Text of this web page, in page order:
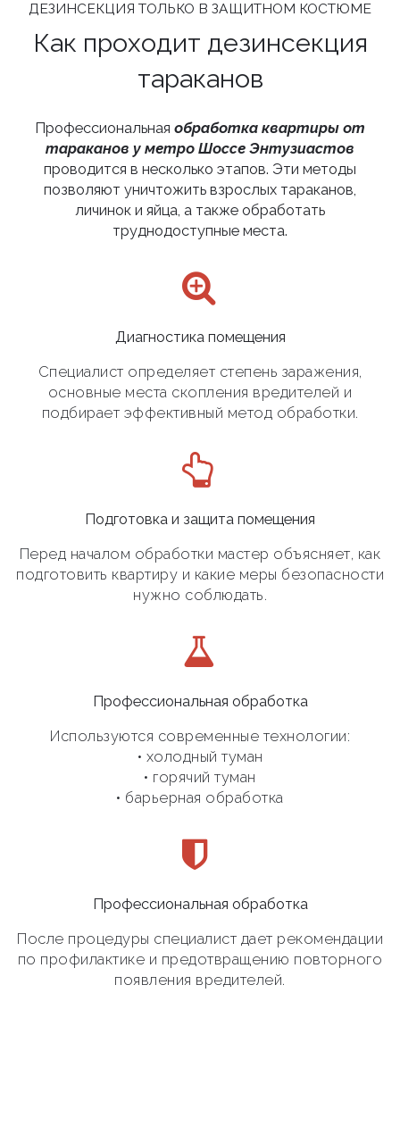
ДЕЗИНСЕКЦИЯ ТОЛЬКО В ЗАЩИТНОМ КОСТЮМЕ
Как проходит дезинсекция
тараканов
Профессиональная обработка квартиры от
тараканов у метро Шоссе Энтузиастов
проводится в несколько этапов. Эти методы
позволяют уничтожить взрослых тараканов,
личинок и яйца, а также обработать
труднодоступные места.
Диагностика помещения
Специалист определяет степень заражения,
основные места скопления вредителей и
подбирает эффективный метод обработки.
Подготовка и защита помещения
Перед началом обработки мастер объясняет, как
подготовить квартиру и какие меры безопасности
нужно соблюдать.
Профессиональная обработка
Используются современные технологии:
• холодный туман
• горячий туман
• барьерная обработка
Профессиональная обработка
После процедуры специалист дает рекомендации
по профилактике и предотвращению повторного
появления вредителей.